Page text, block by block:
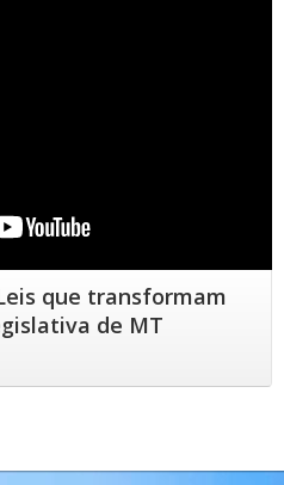
que transformam
de MT